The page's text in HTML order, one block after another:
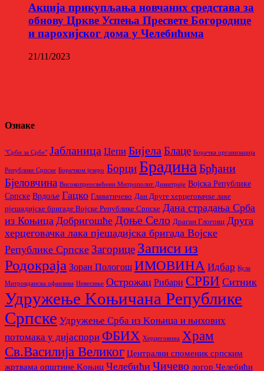
Aкција прикупљања новчаних средстава за
обнову Цркве Успења Пресвете Богородице
и парохијског дома у Челебићима
21/11/2023
Ознаке
"Срби за Србе" Јабланица Џепи Бијела Блаце Борачкa организацијa
Републике Српске Борачком језеро Борци Брадина Брђани
Бјеловчина Високопреосвећени Митрополит Димитрије Војска Републике
Српске Врдоље Гацко Главатичево Дан Друге херцеговачке лаке
пјешадијске бригаде Војске Републике Српске Дана страдања Срба
из Коњица Добригошће Доње Село Драган Глоговц Друга
херцеговачка лака пјешадијска бригада Војске
Републике Српске Загорице Записи из
Родoкраја Зоран Пологош ИМОВИНА Идбар Кула
Митровданска офанзива Невесињe Острожац Рибари СРБИ Ситник
Удружење Kоњичана Републике
Српске Удружење Срба из Kоњица и њихових
потомака у дијаспори ФБИХ Херцеговина Храм
Св.Василија Великог Централни споменик српским
жртвама општине Kоњиц Челебићи Чичево логор Челебићи